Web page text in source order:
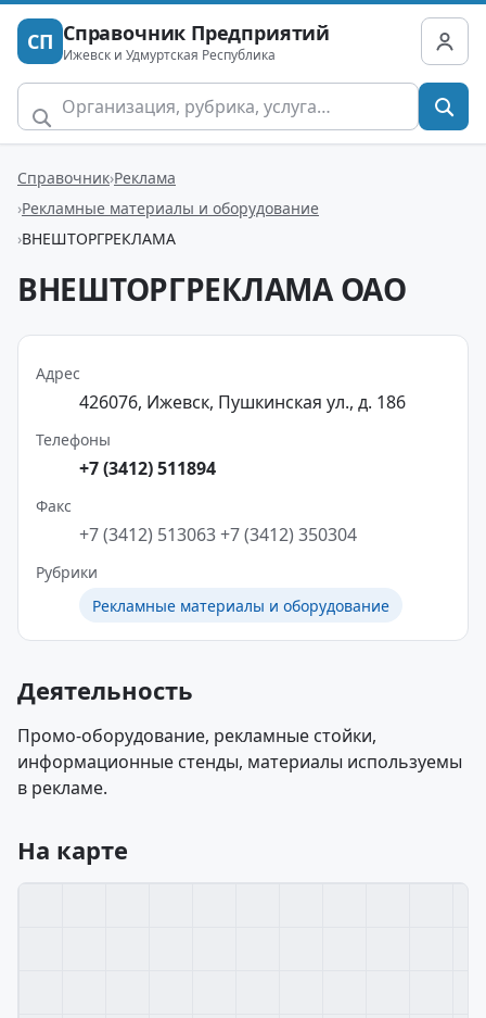
СП Справочник Предприятий
Ижевск и Удмуртская Республика
Справочник Реклама
Рекламные материалы и оборудование
ВНЕШТОРГРЕКЛАМА
ВНЕШТОРГРЕКЛАМА ОАО
Адрес
426076, Ижевск, Пушкинская ул., д. 186
Телефоны
+7 (3412) 511894
Факс
+7 (3412) 513063+7 (3412) 350304
Рубрики
Рекламные материалы и оборудование
Деятельность
Промо-оборудование, рекламные стойки,
информационные стенды, материалы используемы
в рекламе.
На карте